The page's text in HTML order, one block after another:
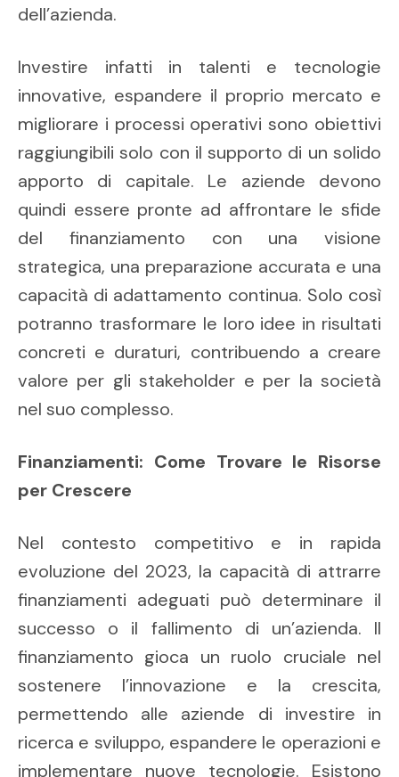
dell’azienda.
Investire infatti in talenti e tecnologie
innovative, espandere il proprio mercato e
migliorare i processi operativi sono obiettivi
raggiungibili solo con il supporto di un solido
apporto di capitale. Le aziende devono
quindi essere pronte ad affrontare le sfide
del finanziamento con una visione
strategica, una preparazione accurata e una
capacità di adattamento continua. Solo così
potranno trasformare le loro idee in risultati
concreti e duraturi, contribuendo a creare
valore per gli stakeholder e per la società
nel suo complesso.
Finanziamenti: Come Trovare le Risorse
per Crescere
Nel contesto competitivo e in rapida
evoluzione del 2023, la capacità di attrarre
finanziamenti adeguati può determinare il
successo o il fallimento di un’azienda. Il
finanziamento gioca un ruolo cruciale nel
sostenere l’innovazione e la crescita,
permettendo alle aziende di investire in
ricerca e sviluppo, espandere le operazioni e
implementare nuove tecnologie. Esistono